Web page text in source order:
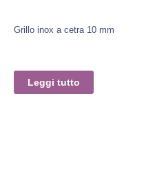
Grillo inox a cetra 10 mm
Leggi tutto